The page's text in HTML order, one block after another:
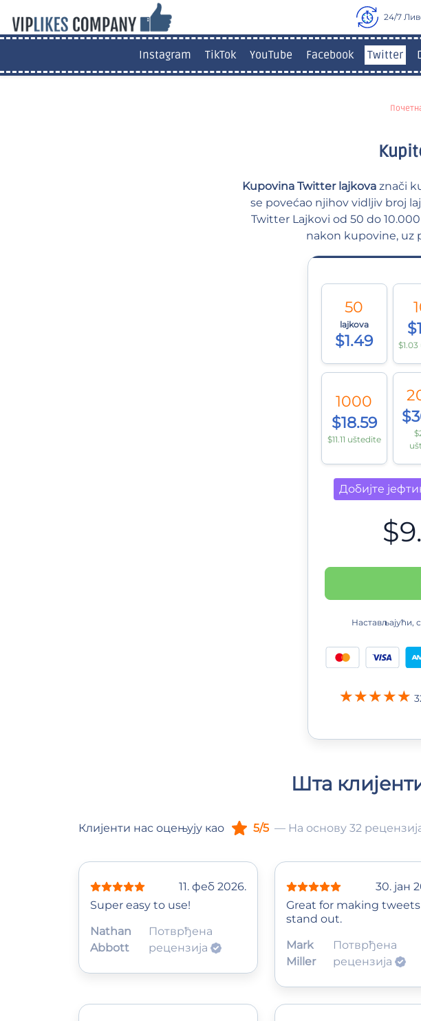
24/7
Instagram TikTok YouTube Facebook Twitter
Kupovina Twitter lajkova znači
se povećao njihov vidljiv broj
Twitter Lajkovi od 50 do
nakon kupovine, uz
50
lajkova
$1.49
1000
$18.59
$11.11 uštedite
Добијте
Настављајући,
Шта
Клијенти нас оцењују као 5/5 — На основу 32
11. феб 2026.
Super easy to use!
Nathan
Abbott
Потврђена
рецензија
30. јан
Great for making tweets
stand out.
Mark
Miller
Потврђена
рецензија